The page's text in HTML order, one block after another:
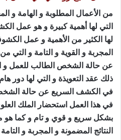
من الأعمال المطلوبة و الهامة و
التي لها أهمية كبيرة و هو عمل
لها الكثير من الأهمية و عمل
المجربة و القوية و التامة و التي
عن حالة الشخص الطالب للعمل و
ذلك عقد التعويذة و التي لها دور
في الكشف السريع عن حالة
في هذا العمل استحضار الملك
بشكل سريع و قوي و تام و كما هو
النتائج المضمونة و المجربة و